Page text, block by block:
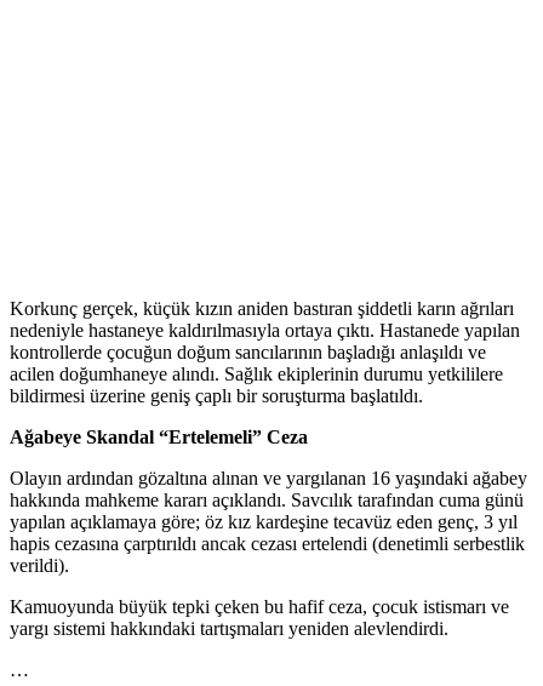
Korkunç gerçek, küçük kızın aniden bastıran şiddetli karın ağrıları
nedeniyle hastaneye kaldırılmasıyla ortaya çıktı. Hastanede yapılan
kontrollerde çocuğun doğum sancılarının başladığı anlaşıldı ve
acilen doğumhaneye alındı. Sağlık ekiplerinin durumu yetkililere
bildirmesi üzerine geniş çaplı bir soruşturma başlatıldı.
Ağabeye Skandal “Ertelemeli” Ceza
Olayın ardından gözaltına alınan ve yargılanan 16 yaşındaki ağabey
hakkında mahkeme kararı açıklandı. Savcılık tarafından cuma günü
yapılan açıklamaya göre; öz kız kardeşine tecavüz eden genç, 3 yıl
hapis cezasına çarptırıldı ancak cezası ertelendi (denetimli serbestlik
verildi).
Kamuoyunda büyük tepki çeken bu hafif ceza, çocuk istismarı ve
yargı sistemi hakkındaki tartışmaları yeniden alevlendirdi.
…